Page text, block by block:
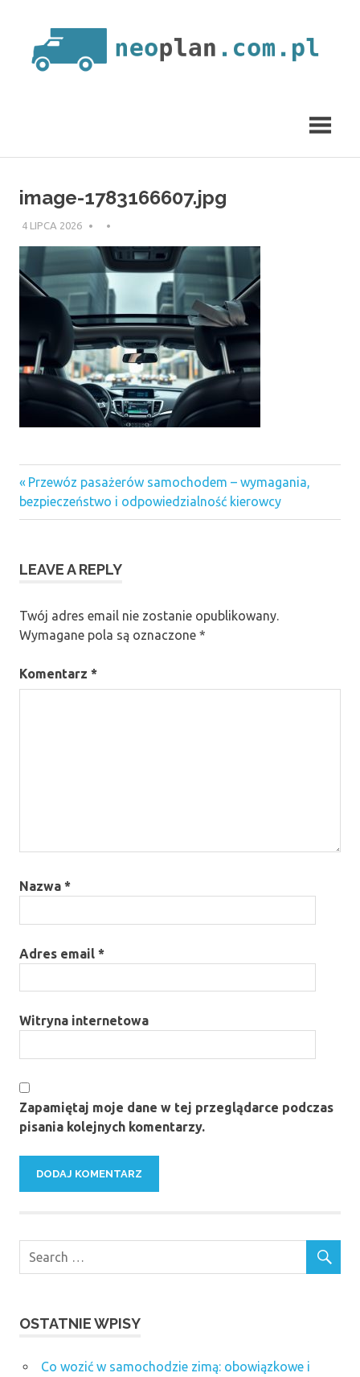
content
image-1783166607.jpg
4 LIPCA 2026
Nawigacja
wpisu
Previous
Post:
Przewóz pasażerów samochodem – wymagania,
bezpieczeństwo i odpowiedzialność kierowcy
LEAVE A REPLY
Twój adres email nie zostanie opublikowany.
Wymagane pola są oznaczone *
Komentarz *
Nazwa *
Adres email *
Witryna internetowa
Zapamiętaj moje dane w tej przeglądarce podczas
pisania kolejnych komentarzy.
OSTATNIE WPISY
Co wozić w samochodzie zimą: obowiązkowe i